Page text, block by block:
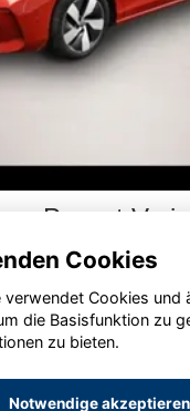
Passat
GmbH
Cookies
verwendet Cookies und
die Basisfunktion zu
zu bieten.
Notwendige akzeptieren